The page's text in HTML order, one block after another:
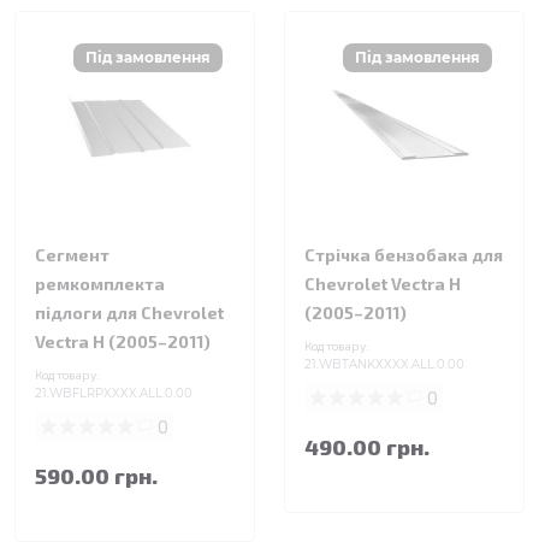
Сегмент
ремкомплекта
підлоги для Chevrolet
Vectra H (2005–2011)
Код товару:
21.WBFLRPXXXX.ALL.0.00
0
590.00 грн.
Стрічка бензобака для
Chevrolet Vectra H
(2005–2011)
Код товару:
21.WBTANKXXXX.ALL.0.00
0
490.00 грн.